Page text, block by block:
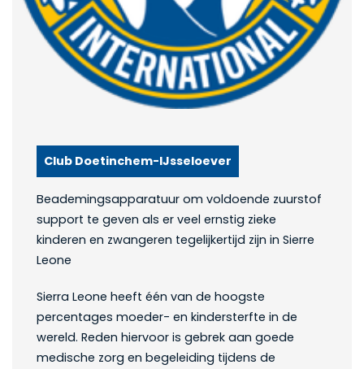
Club Doetinchem-IJsseloever
Beademingsapparatuur om voldoende zuurstof
support te geven als er veel ernstig zieke
kinderen en zwangeren tegelijkertijd zijn in Sierre
Leone
Sierra Leone heeft één van de hoogste
percentages moeder- en kindersterfte in de
wereld. Reden hiervoor is gebrek aan goede
medische zorg en begeleiding tijdens de